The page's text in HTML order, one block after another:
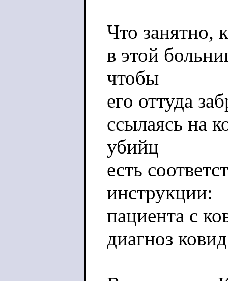
Что занятно,
в этой
чтобы
его оттуда
ссылаясь на
убийц
есть
инструкции:
пациента с
диагноз